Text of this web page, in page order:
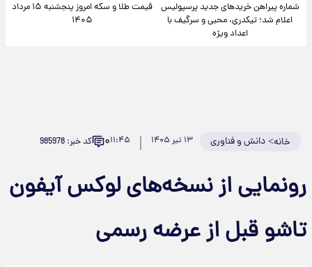
شماره پیراهن خریدهای جدید پرسپولیس
اعلام شد؛ تیکدری، محبی و سرگیف با
اعداد ویژه
قیمت طلا و سکه امروز پنجشنبه ۱۵ مرداد
۱۴۰۵
خانه>دانش و فناوری ۱۳ تیر ۱۴۰۵ ۱۱:۴۵۰ کد خبر: 985978
رونمایی از نسخه‌های لوکس آیفون
تاشو قبل از عرضه رسمی